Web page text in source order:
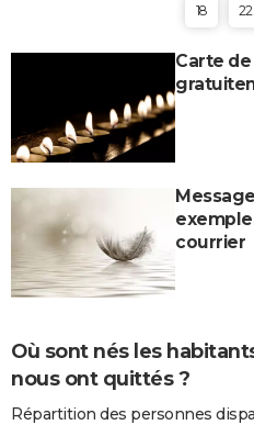
18 22
Carte
courrier
Où sont nés les
nous ont quittés ?
Répartition des personnes